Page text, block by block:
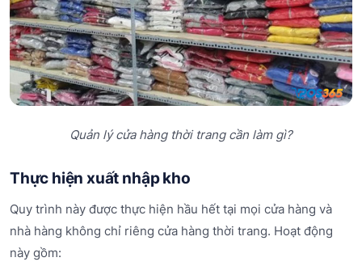
Quản lý cửa hàng thời trang cần làm gì?
Thực hiện xuất nhập kho
Quy trình này được thực hiện hầu hết tại mọi cửa hàng và
nhà hàng không chỉ riêng cửa hàng thời trang. Hoạt động
này gồm: